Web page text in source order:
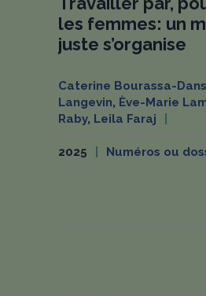
les femmes: un
juste s’organise
Caterine Bourassa-
Langevin, Ève-Marie
Raby, Leila Faraj
2025 Numéros ou